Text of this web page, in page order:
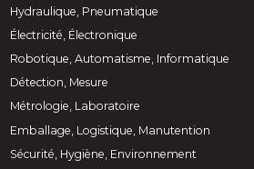
Hydraulique, Pneumatique
Électricité, Électronique
Robotique, Automatisme, Informatique
Détection, Mesure
Métrologie, Laboratoire
Emballage, Logistique, Manutention
Sécurité, Hygiène, Environnement